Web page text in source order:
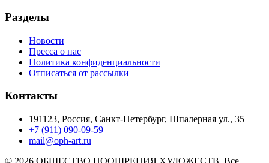
Разделы
Новости
Пресса о нас
Политика конфиденциальности
Отписаться от рассылки
Контакты
191123, Россия, Санкт-Петербург, Шпалерная ул., 35
+7 (911) 090-09-59
mail@oph-art.ru
© 2026 ОБЩЕСТВО ПООЩРЕНИЯ ХУДОЖЕСТВ. Все